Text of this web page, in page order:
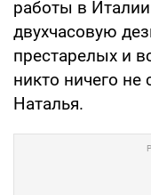
работы в
двухчасовую
престарелых и
никто ничего
Наталья.